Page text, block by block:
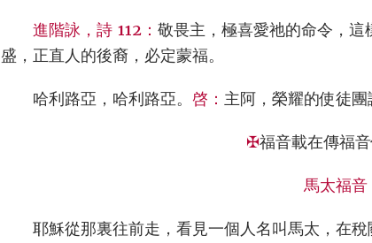
進階詠，詩 112： 敬畏主，極喜愛祂的命令，這
盛，正直人的後裔，必定蒙福。
哈利路亞，哈利路亞。 啓： 主阿，榮耀的使徒團
✠福音載在傳福
馬太福
耶穌從那裏往前走，看見一個人名叫馬太，在